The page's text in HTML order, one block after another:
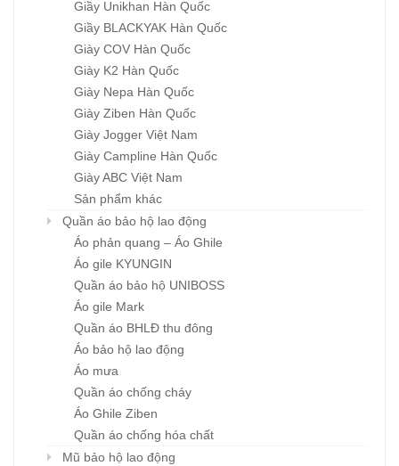
Giầy Unikhan Hàn Quốc
Giầy BLACKYAK Hàn Quốc
Giày COV Hàn Quốc
Giày K2 Hàn Quốc
Giày Nepa Hàn Quốc
Giày Ziben Hàn Quốc
Giày Jogger Việt Nam
Giày Campline Hàn Quốc
Giày ABC Việt Nam
Sản phẩm khác
Quần áo bảo hộ lao động
Áo phản quang – Áo Ghile
Áo gile KYUNGIN
Quần áo bảo hộ UNIBOSS
Áo gile Mark
Quần áo BHLĐ thu đông
Áo bảo hộ lao động
Áo mưa
Quần áo chống cháy
Áo Ghile Ziben
Quần áo chống hóa chất
Mũ bảo hộ lao động